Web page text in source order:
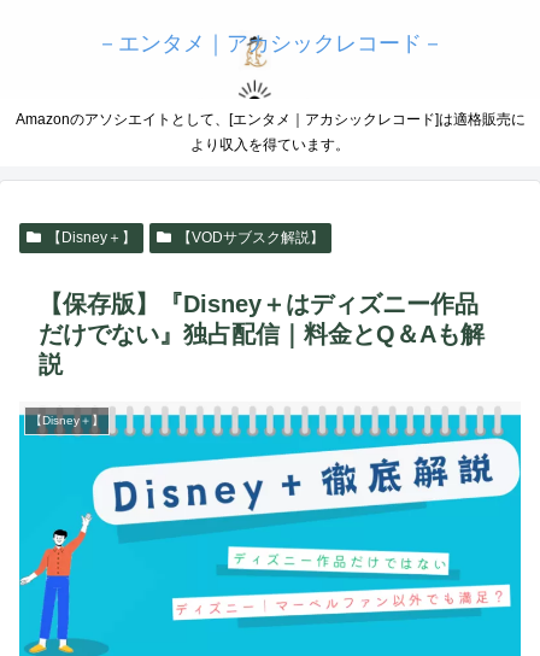
－エンタメ｜アカシックレコード－
Amazonのアソシエイトとして、[エンタメ｜アカシックレコード]は適格販売に
より収入を得ています。
【Disney＋】 【VODサブスク解説】
【保存版】『Disney＋はディズニー作品
だけでない』独占配信｜料金とQ＆Aも解
説
【Disney＋】